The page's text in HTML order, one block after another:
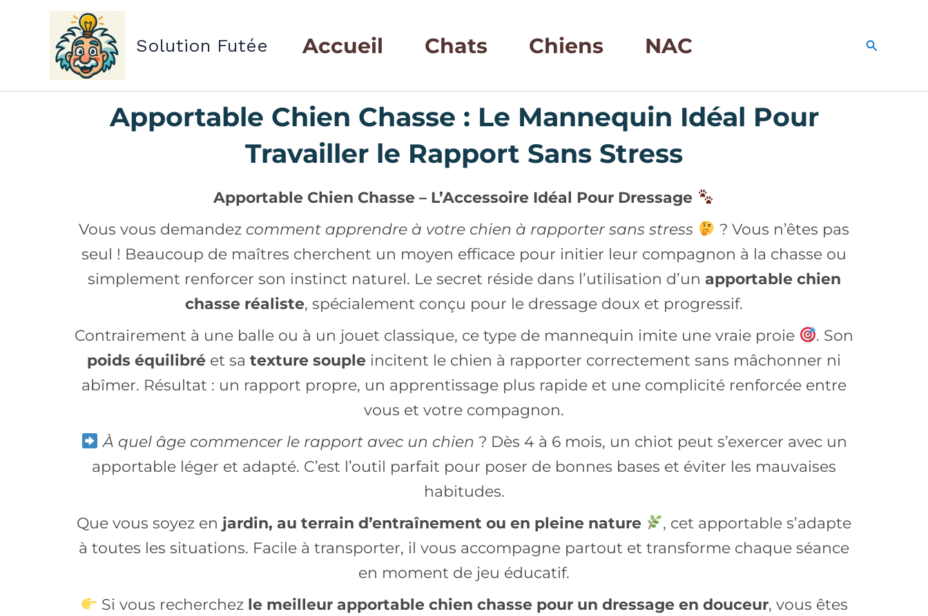
Solution Futée Accueil Chats Chiens NAC
Apportable Chien Chasse : Le Mannequin Idéal Pour
Travailler le Rapport Sans Stress
Apportable Chien Chasse – L’Accessoire Idéal Pour Dressage
Vous vous demandez comment apprendre à votre chien à rapporter sans stress
? Vous n’êtes pas
seul ! Beaucoup de maîtres cherchent un moyen efficace pour initier leur compagnon à la chasse ou
simplement renforcer son instinct naturel. Le secret réside dans l’utilisation d’un apportable chien
chasse réaliste, spécialement conçu pour le dressage doux et progressif.
Contrairement à une balle ou à un jouet classique, ce type de mannequin imite une vraie proie
. Son
poids équilibré et sa texture souple incitent le chien à rapporter correctement sans mâchonner ni
abîmer. Résultat : un rapport propre, un apprentissage plus rapide et une complicité renforcée entre
vous et votre compagnon.
À quel âge commencer le rapport avec un chien ? Dès 4 à 6 mois, un chiot peut s’exercer avec un
apportable léger et adapté. C’est l’outil parfait pour poser de bonnes bases et éviter les mauvaises
habitudes.
Que vous soyez en jardin, au terrain d’entraînement ou en pleine nature
, cet apportable s’adapte
à toutes les situations. Facile à transporter, il vous accompagne partout et transforme chaque séance
en moment de jeu éducatif.
Si vous recherchez le meilleur apportable chien chasse pour un dressage en douceur, vous êtes